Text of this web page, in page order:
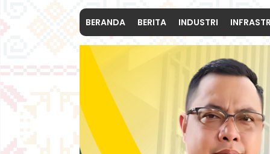
BERANDA BERITA INDUSTRI